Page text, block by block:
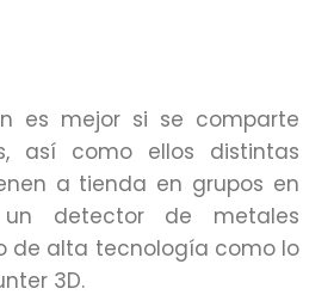
es mejor si se comparte
así como ellos distintas
a tienda en grupos en
detector de metales
de alta tecnología como lo
3D.